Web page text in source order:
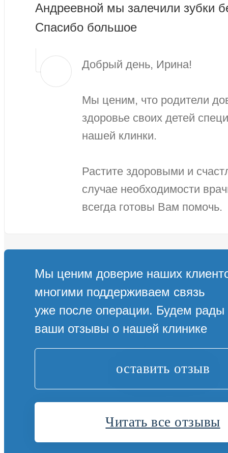
Андреевной мы залечили зубки
Спасибо большое
Добрый день, Ирина!
Мы ценим, что родители
здоровье своих детей
нашей клинки.
Растите здоровыми и
случае необходимости
всегда готовы Вам помочь.
Мы ценим доверие наших
многими поддерживаем связь
уже после операции. Будем рады
ваши отзывы о нашей клинике
оставить отзыв
Читать все отзывы